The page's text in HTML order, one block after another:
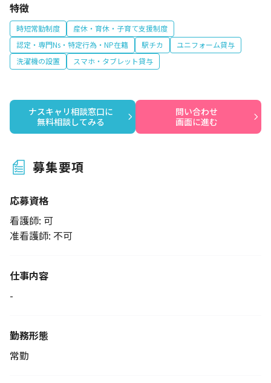
特徴
時短常勤制度
産休・育休・子育て支援制度
認定・専門Ns・特定行為・NP在籍
駅チカ
ユニフォーム貸与
洗濯機の設置
スマホ・タブレット貸与
ナスキャリ相談窓口に
無料相談してみる
問い合わせ
画面に進む
募集要項
応募資格
看護師: 可
准看護師: 不可
仕事内容
-
勤務形態
常勤